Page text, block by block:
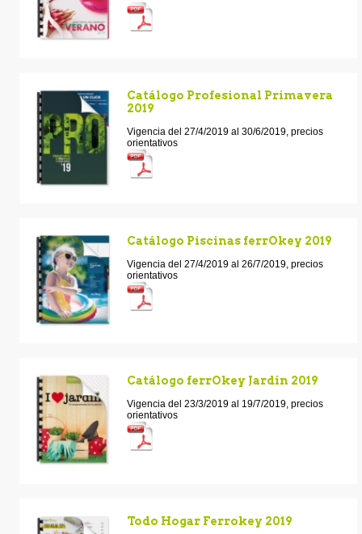
Catálogo Profesional Primavera
2019
Vigencia del 27/4/2019 al 30/6/2019, precios
orientativos
Catálogo Piscinas ferrOkey 2019
Vigencia del 27/4/2019 al 26/7/2019, precios
orientativos
Catálogo ferrOkey Jardín 2019
Vigencia del 23/3/2019 al 19/7/2019, precios
orientativos
Todo Hogar Ferrokey 2019